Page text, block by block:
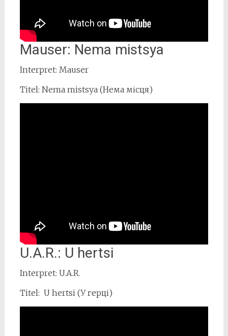
Mauser: Nema mistsya
Interpret: Mauser
Titel: Nema mistsya (Нема місця)
U.A.R.: U hertsi
Interpret: U.A.R.
Titel: U hertsi (У герці)